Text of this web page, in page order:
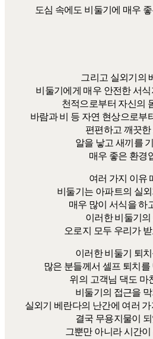
도심 속에도 비둘기에 매우
그리고 실외기의
비둘기에게 매우 안전한 서
천적으로부터 자신의
바람과 비 등 자연 현상으로부
편편하고 깨끗
알을 낳고 새끼를
매우 좋은 환경
여러 가지 이유
비둘기는 아파트의 실
매우 많이 서식을 하
이러한 비둘기
오로지 모두 우리가
이러한 비둘기 퇴
많은 분들께서 셀프 퇴치
위의 고객님 댁도 마
비둘기의 접근을
실외기 베란다의 난간에 여러
결국 무용지물이
그뿐만 아니라 시간